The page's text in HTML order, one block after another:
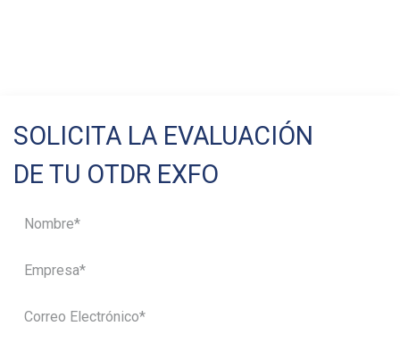
SOLICITA LA EVALUACIÓN
DE TU OTDR EXFO